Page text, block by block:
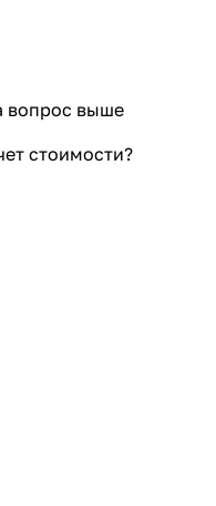
вопрос выше
стоимости?